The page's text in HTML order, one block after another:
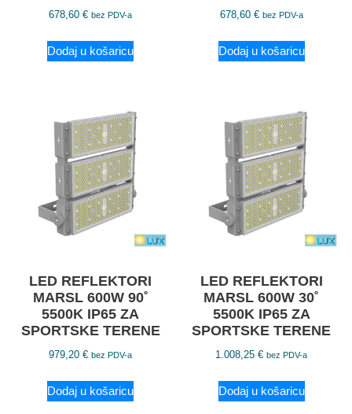
678,60€ bez PDV-a
Dodaj u košaricu
678,60 € bez PDV-a
Dodaj u košaricu
LED REFLEKTORI
MARSL 600W 90˚
5500K IP65 ZA
SPORTSKE TERENE
979,20€ bez PDV-a
Dodaj u košaricu
LED REFLEKTORI
MARSL 600W 30˚
5500K IP65 ZA
SPORTSKE TERENE
1.008,25€ bez PDV-a
Dodaj u košaricu